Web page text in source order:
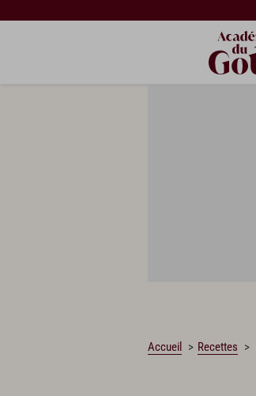
Accueil Recettes
CHARGEMENT…